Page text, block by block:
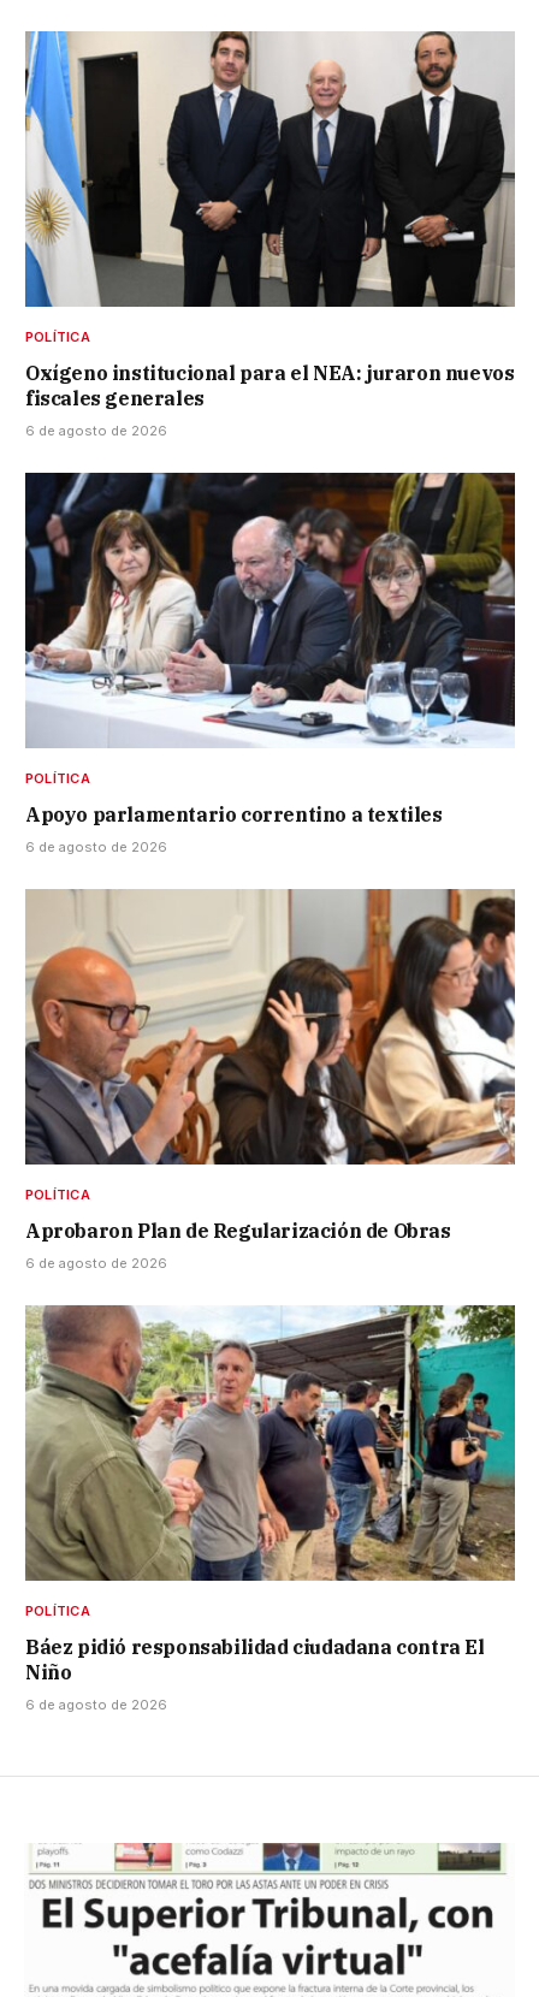
POLÍTICA
Oxígeno institucional para el NEA: juraron nuevos
fiscales generales
6 de agosto de 2026
POLÍTICA
Apoyo parlamentario correntino a textiles
6 de agosto de 2026
POLÍTICA
Aprobaron Plan de Regularización de Obras
6 de agosto de 2026
POLÍTICA
Báez pidió responsabilidad ciudadana contra El
Niño
6 de agosto de 2026